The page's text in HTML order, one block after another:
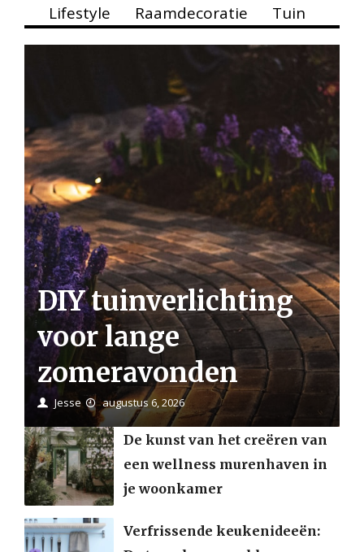
Lifestyle
Raamdecoratie Tuin
DIY tuinverlichting
voor lange
zomeravonden
Jesse augustus 6, 2026
De kunst van het creëren van
een wellness murenhaven in
je woonkamer
Verfrissende keukenideeën: